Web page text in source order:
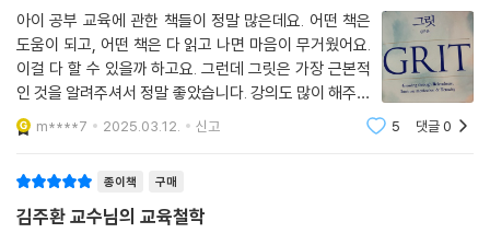
- 자기조절력(Tenacity): 나 자신을 조절하고 다스리는 힘
자기조절력은 내가 세워놓은 목표를 향해서 스스로를 몰아가고, 일단 어떤
일을 시작하면 하기 싫거나 지루해도 끝까지 해내는 능력이다. 또한 시험
이나 발표 등 어떠한 목표(대상)에 자신의 에너지와 주의력을 쏟아부을 수
있는 능력을 뜻한다. 공부하는 아이 입장에서 자기조절력이란 노력하는 힘
이며, 시험을 잘 보는 힘이라 할 수 있다.
- 대인관계력(Relatedness): 건강한 인간관계를 구축하는 힘
흔히 대인관계력을 단순히 사람들과 친하게 지내는 성향이라 생각하지만,
아이 공부 교육에 관한 책들이 정말 많은데요. 어떤 책은
도움이 되고, 어떤 책은 다 읽고 나면 마음이 무거웠어요.
이걸 다 할 수 있을까 하고요. 그런데 그릿은 가장 근본적
인 것을 알려주셔서 정말 좋았습니다. 강의도 많이 해주시
고, 유튜브에서도 더 많이 많이 말씀해주셨으면 합니다.
m****7 2025.03.12. 신고 5 댓글0
종이책 구매
김주환 교수님의 교육철학